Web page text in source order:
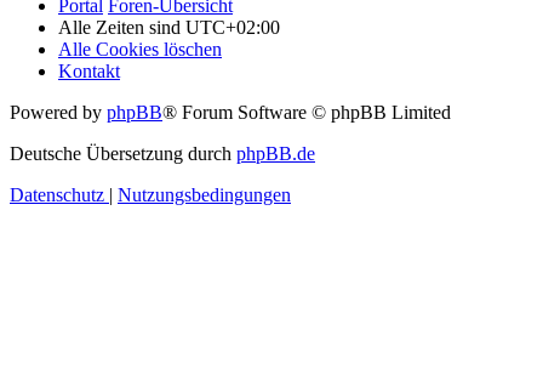
Portal
Foren-Übersicht
Alle Zeiten sind UTC+02:00
Alle Cookies löschen
Kontakt
Powered by phpBB® Forum Software © phpBB Limited
Deutsche Übersetzung durch phpBB.de
Datenschutz | Nutzungsbedingungen